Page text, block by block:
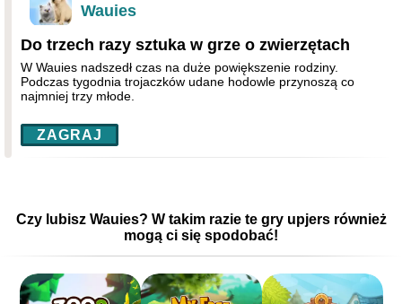
Wauies
Do trzech razy sztuka w grze o zwierzętach
W Wauies nadszedł czas na duże powiększenie rodziny.
Podczas tygodnia trojaczków udane hodowle przynoszą co
najmniej trzy młode.
ZAGRAJ
Czy lubisz Wauies? W takim razie te gry upjers również
mogą ci się spodobać!